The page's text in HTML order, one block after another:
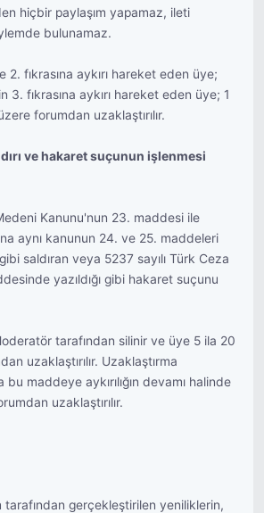
hiçbir paylaşım yapamaz, ileti
bulunamaz.
2. fıkrasına aykırı hareket eden üye;
3. fıkrasına aykırı hareket eden üye; 1
forumdan uzaklaştırılır.
ve hakaret suçunun işlenmesi
Kanunu'nun 23. maddesi ile
aynı kanunun 24. ve 25. maddeleri
saldıran veya 5237 sayılı Türk Ceza
yazıldığı gibi hakaret suçunu
tarafından silinir ve üye 5 ila 20
uzaklaştırılır. Uzaklaştırma
maddeye aykırılığın devamı halinde
uzaklaştırılır.
tarafından gerçekleştirilen yeniliklerin,